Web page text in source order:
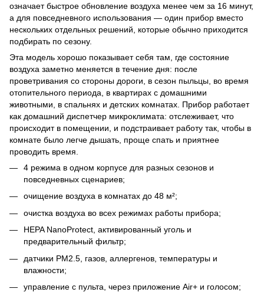
означает быстрое обновление воздуха менее чем за 16 минут,
а для повседневного использования — один прибор вместо
нескольких отдельных решений, которые обычно приходится
подбирать по сезону.
Эта модель хорошо показывает себя там, где состояние
воздуха заметно меняется в течение дня: после
проветривания со стороны дороги, в сезон пыльцы, во время
отопительного периода, в квартирах с домашними
животными, в спальнях и детских комнатах. Прибор работает
как домашний диспетчер микроклимата: отслеживает, что
происходит в помещении, и подстраивает работу так, чтобы в
комнате было легче дышать, проще спать и приятнее
проводить время.
4 режима в одном корпусе для разных сезонов и
повседневных сценариев;
очищение воздуха в комнатах до 48 м²;
очистка воздуха во всех режимах работы прибора;
HEPA NanoProtect, активированный уголь и
предварительный фильтр;
датчики PM2.5, газов, аллергенов, температуры и
влажности;
управление с пульта, через приложение Air+ и голосом;